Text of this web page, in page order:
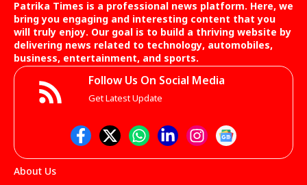
Patrika Times is a professional news platform. Here, we
bring you engaging and interesting content that you
will truly enjoy. Our goal is to build a thriving website by
delivering news related to technology, automobiles,
business, entertainment, and sports.
Follow Us On Social Media
Get Latest Update
About Us